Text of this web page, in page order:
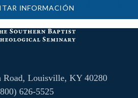
INFORMACIÓN
Road, Louisville, KY 40280
626-5525